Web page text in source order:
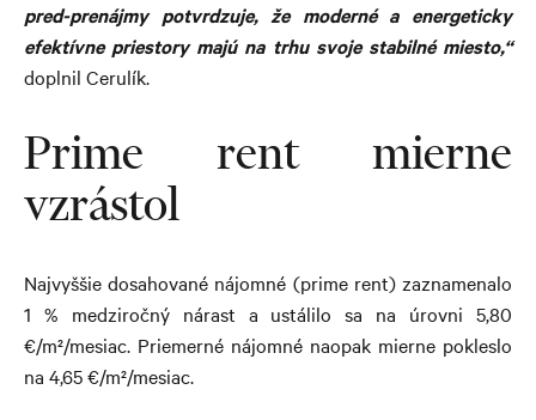
pred-prenájmy potvrdzuje, že moderné a energeticky
efektívne priestory majú na trhu svoje stabilné miesto,“
doplnil Cerulík.
Prime rent mierne
vzrástol
Najvyššie dosahované nájomné (prime rent) zaznamenalo
1 % medziročný nárast a ustálilo sa na úrovni 5,80
€/m²/mesiac. Priemerné nájomné naopak mierne pokleslo
na 4,65 €/m²/mesiac.